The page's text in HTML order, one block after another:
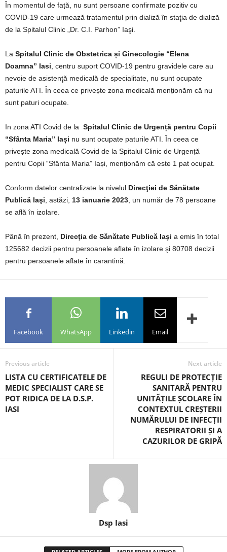
În momentul de față, nu sunt persoane confirmate pozitiv cu
COVID-19 care urmează tratamentul prin dializă în staţia de dializă
de la Spitalul Clinic „Dr. C.I. Parhon” Iaşi.
La Spitalul Clinic de Obstetrica și Ginecologie “Elena
Doamna” Iasi , centru suport COVID-19 pentru gravidele care au
nevoie de asistenţă medicală de specialitate, nu sunt ocupate
paturile ATI. În ceea ce privește zona medicală menționăm că nu
sunt paturi ocupate.
In zona ATI Covid de la Spitalul Clinic de Urgență pentru Copii
“Sfânta Maria” Iași nu sunt ocupate paturile ATI. În ceea ce
privește zona medicală Covid de la Spitalul Clinic de Urgență
pentru Copii “Sfânta Maria” Iași, menționăm că este 1 pat ocupat.
Conform datelor centralizate la nivelul Direcţiei de Sănătate
Publică Iaşi , astăzi, 13 ianuarie 2023 , un număr de 78 persoane
se află în izolare.
Până în prezent, Direcţia de Sănătate Publică Iaşi a emis în total
125682 decizii pentru persoanele aflate în izolare şi 80708 decizii
pentru persoanele aflate în carantină.
Facebook WhatsApp Linkedin Email
Previous article
LISTA CU CERTIFICATELE DE
MEDIC SPECIALIST CARE SE
POT RIDICA DE LA D.S.P.
IASI
Next article
REGULI DE PROTECȚIE
SANITARĂ PENTRU
UNITĂȚILE ȘCOLARE ÎN
CONTEXTUL CREȘTERII
NUMĂRULUI DE INFECȚII
RESPIRATORII ȘI A
CAZURILOR DE GRIPĂ
Dsp Iasi